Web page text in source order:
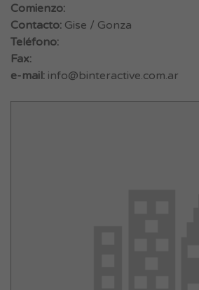
Comienzo:
Contacto: Gise / Gonza
Teléfono:
Fax:
e-mail: info@binteractive.com.ar